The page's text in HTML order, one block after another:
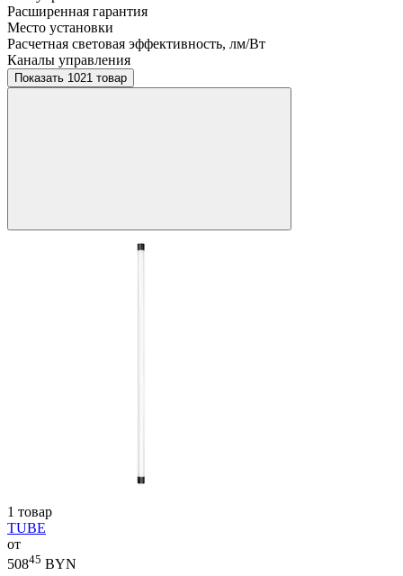
Расширенная гарантия
Место установки
Расчетная световая эффективность, лм/Вт
Каналы управления
Показать 1021 товар
1 товар
TUBE
от
50845 BYN